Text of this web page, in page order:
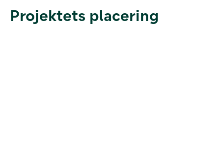
Projektets placering